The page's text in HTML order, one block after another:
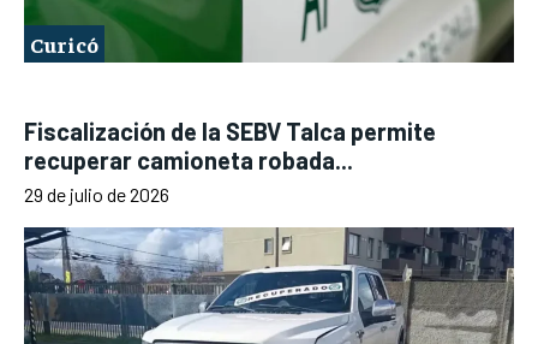
Curicó
Fiscalización de la SEBV Talca permite
recuperar camioneta robada...
29 de julio de 2026